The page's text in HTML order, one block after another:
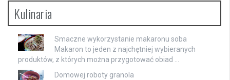
Kulinaria
Smaczne wykorzystanie makaronu soba
Makaron to jeden z najchętniej wybieranych
produktów, z których można przygotować obiad …
Domowej roboty granola